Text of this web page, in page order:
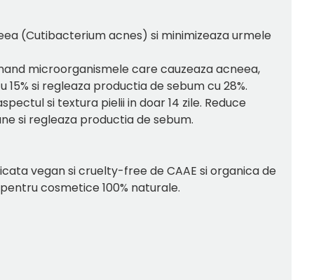
(Cutibacterium acnes) si minimizeaza urmele
microorganismele care cauzeaza acneea,
si regleaza productia de sebum cu 28%.
si textura pielii in doar 14 zile. Reduce
si regleaza productia de sebum.
vegan si cruelty-free de CAAE si organica de
cosmetice 100% naturale.